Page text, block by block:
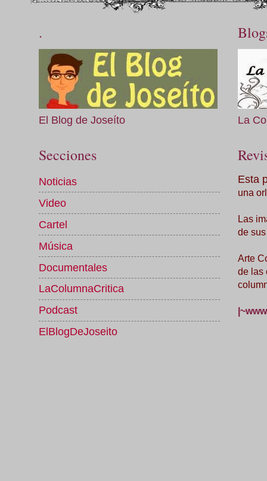
.
El Blog de Joseíto
Secciones
Noticias
Video
Cartel
Música
Documentales
LaColumnaCritica
Podcast
ElBlogDeJoseito
La
Esta
una
Las
de
Arte
de las